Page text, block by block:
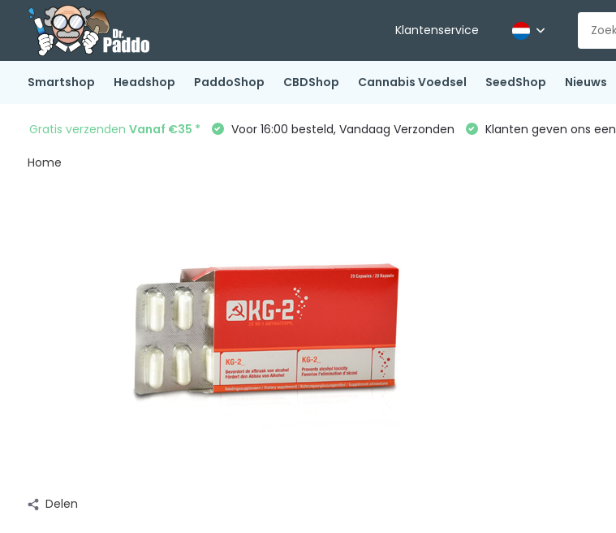
Klantenservice
Smartshop Headshop PaddoShop CBDShop Cannabis Voedsel SeedShop Nieuws
Gratis verzenden Vanaf €35 * Voor 16:00 besteld, Vandaag Verzonden Klanten geven ons een
Home
Delen